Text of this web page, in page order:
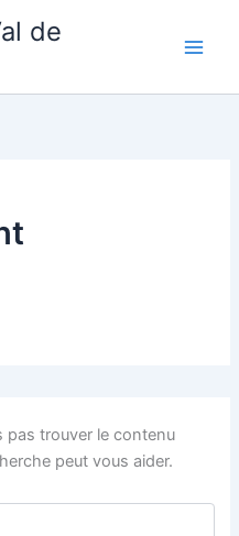
de
pas trouver le contenu
peut vous aider.